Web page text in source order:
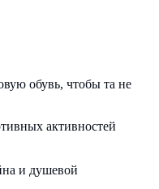
обувь, чтобы та не
активностей
и душевой